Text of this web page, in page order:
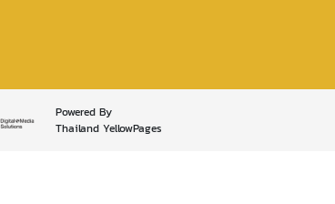
Powered By
Thailand YellowPages